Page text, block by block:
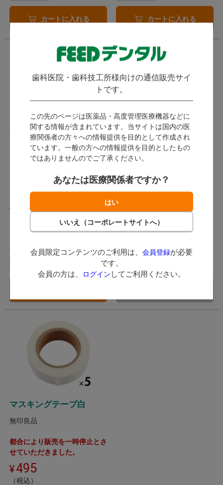
歯科医院・歯科技工所様向けの通信販売サイ
トです。
この先のページは医薬品・高度管理医療機器などに
関する情報が含まれています。当サイトは国内の医
療関係者の方々への情報提供を目的として作成され
ています。一般の方への情報提供を目的としたもの
ではありませんのでご了承ください。
あなたは医療関係者ですか？
会員限定コンテンツのご利用は、 会員登録が必要
です。
会員の方は、
ログイン してご利用ください。
カートに入れる カートに入れる
TRUSCO PPテープ
TRUSCO トラスコ / 一般荷造
り、梱包結束に。柔軟性があ
り、結びやすいPPテープ。
発送：
398
1ポイント～
数量：
手でまっすぐ切れる 梱包
用透明テープ
3M / はさみ・カッター不要! 手
でキレイにまっすぐ切れる透明
328
（税込）
1ポイント～
数量：
マスキングテープ白
無印良品
都合により販売を一時停止とさ
せていただきました。
495
（税込）